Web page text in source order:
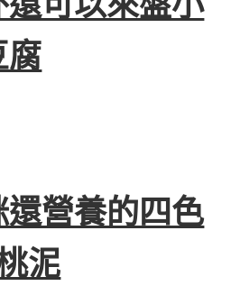
腐
營養的四色
泥